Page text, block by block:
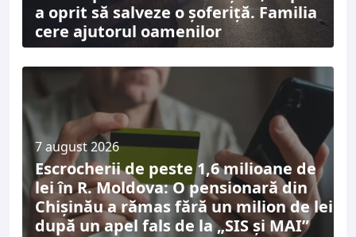
a oprit să salveze o șoferiță. Familia
cere ajutorul oamenilor
7 august 2026
Escrocherii de peste 1,6 milioane de
lei în R. Moldova: O pensionară din
Chișinău a rămas fără un milion de lei
după un apel fals de la „SIS și MAI”